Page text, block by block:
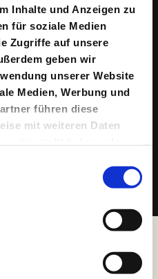
Inhalte und Anzeigen zu
für soziale Medien
Zugriffe auf unsere
geben wir
unserer Website
Medien, Werbung und
führen diese
mit weiteren Daten
für nur 48 €
in Begleitung, etwa
Karte gilt für eine
direkt auf den
im Kartenbüro oder kaufen
Karte für das Junge
sich nicht automatisch.